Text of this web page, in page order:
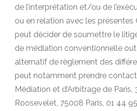
de l’interprétation et/ou de
ou en relation avec les présentes
peut décider de soumettre le
de médiation conventionnelle
alternatif de règlement des
peut notamment prendre
Médiation et d’Arbitrage de Paris,
Roosevelet, 75008 Paris, 01 44